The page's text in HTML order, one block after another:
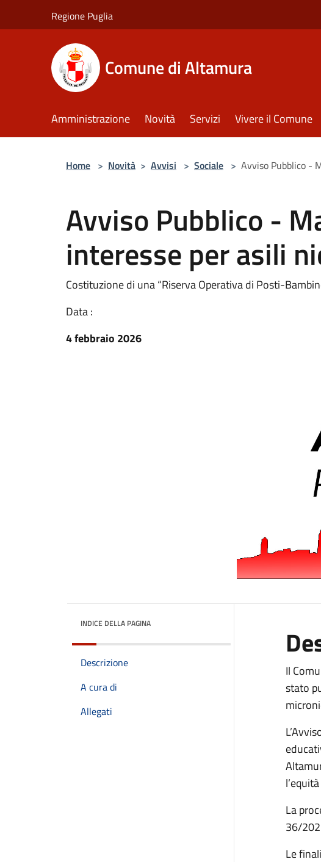
Regione Puglia
Comune di Altamura
Amministrazione Novità Servizi Vivere il Comune
Home > Novità > Avvisi > Sociale > Avviso Pubblico -
Avviso Pubblico -
interesse per asili
Costituzione di una “Riserva Operativa di Posti-
Data :
4 febbraio 2026
INDICE DELLA PAGINA
Descrizione
A cura di
Allegati
Il
stato
La
36/
Le